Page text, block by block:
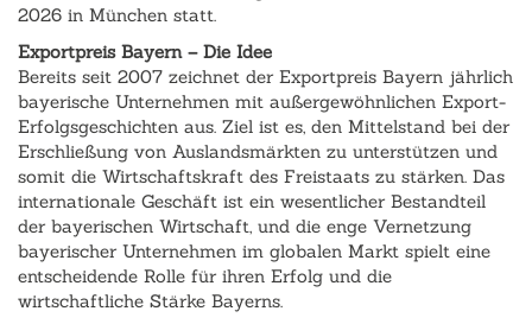
2026 in München statt.
Exportpreis Bayern – Die Idee
Bereits seit 2007 zeichnet der Exportpreis Bayern jährlich
bayerische Unternehmen mit außergewöhnlichen Export-
Erfolgsgeschichten aus. Ziel ist es, den Mittelstand bei der
Erschließung von Auslandsmärkten zu unterstützen und
somit die Wirtschaftskraft des Freistaats zu stärken. Das
internationale Geschäft ist ein wesentlicher Bestandteil
der bayerischen Wirtschaft, und die enge Vernetzung
bayerischer Unternehmen im globalen Markt spielt eine
entscheidende Rolle für ihren Erfolg und die
wirtschaftliche Stärke Bayerns.